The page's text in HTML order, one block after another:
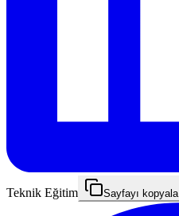
Teknik Eğitim Sayfayı kopyala